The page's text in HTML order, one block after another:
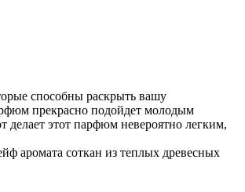
способны раскрыть вашу
прекрасно подойдет молодым
этот парфюм невероятно легким,
аромата соткан из теплых древесных